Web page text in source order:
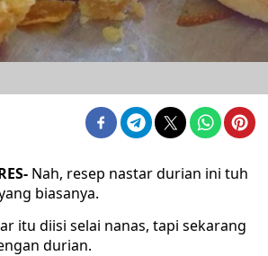
Nah, resep nastar durian ini tuh
biasanya.
itu diisi selai nanas, tapi sekarang
durian.